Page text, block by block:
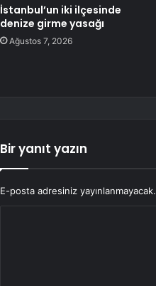
İstanbul’un iki ilçesinde
denize girme yasağı
Ağustos 7, 2026
Bir yanıt yazın
E-posta adresiniz yayınlanmayacak.